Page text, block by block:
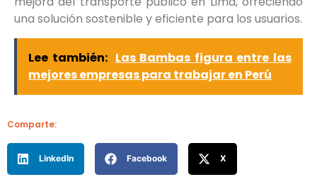
una solución sostenible y eficiente para los usuarios.
Lee también: Las Bambas figura entre las
mejores empresas para trabajar en Perú
Comparte:
LinkedIn Facebook X